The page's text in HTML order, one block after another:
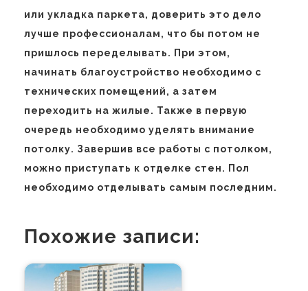
или укладка паркета, доверить это дело
лучше профессионалам, что бы потом не
пришлось переделывать. При этом,
начинать благоустройство необходимо с
технических помещений, а затем
переходить на жилые. Также в первую
очередь необходимо уделять внимание
потолку. Завершив все работы с потолком,
можно приступать к отделке стен. Пол
необходимо отделывать самым последним.
Похожие записи: